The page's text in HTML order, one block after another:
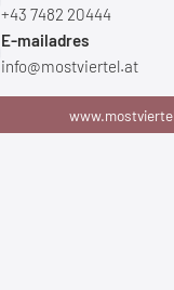
+43 7482 20444
E-mailadres
info@mostviertel.at